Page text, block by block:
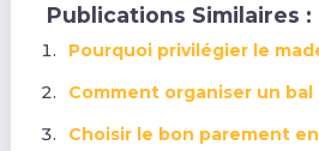
Publications Similaires :
Pourquoi privilégier le
Comment organiser un bal
Choisir le bon parement